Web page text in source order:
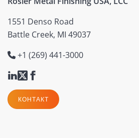
1551 Denso Road
Battle Creek, MI 49037
+1 (269) 441-3000
КОНТАКТ